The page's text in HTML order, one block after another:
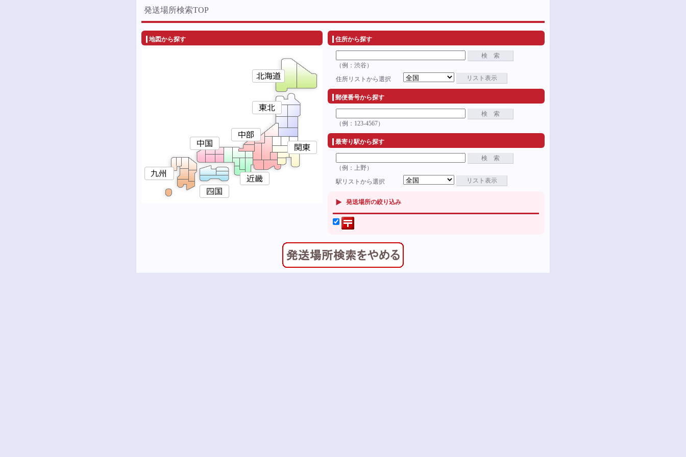
発送場所検索TOP
地図から探す 住所から探す
検 索
（例：渋谷）
住所リストから選択
リスト表示
郵便番号から探す
検 索
（例：123-4567）
最寄り駅から探す
検 索
（例：上野）
駅リストから選択
リスト表示
発送場所の絞り込み